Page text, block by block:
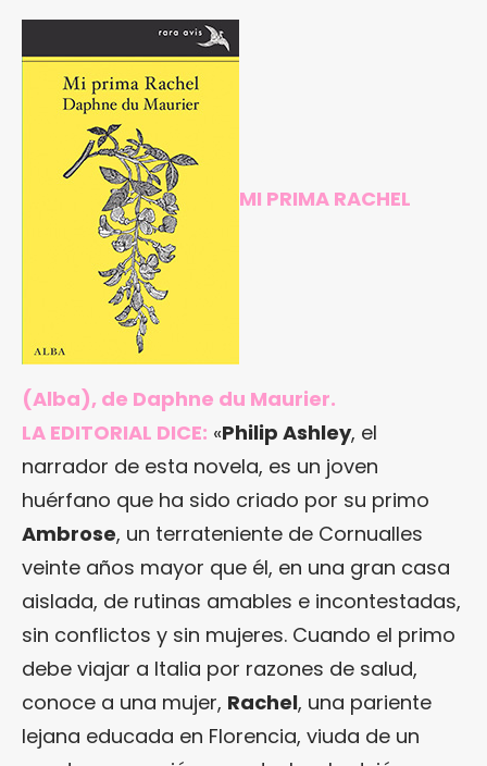
MI PRIMA RACHEL
(Alba), de Daphne du Maurier.
LA EDITORIAL DICE: «Philip Ashley, el
narrador de esta novela, es un joven
huérfano que ha sido criado por su primo
Ambrose, un terrateniente de Cornualles
veinte años mayor que él, en una gran casa
aislada, de rutinas amables e incontestadas,
sin conflictos y sin mujeres. Cuando el primo
debe viajar a Italia por razones de salud,
conoce a una mujer, Rachel, una pariente
lejana educada en Florencia, viuda de un